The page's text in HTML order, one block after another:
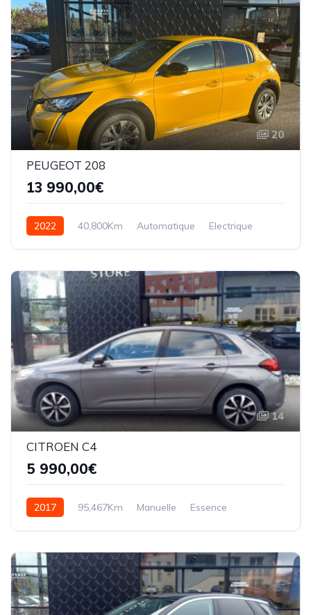
20
PEUGEOT 208
13 990,00€
2022 40,800Km Automatique Electrique
14
CITROEN C4
5 990,00€
2017 95,467Km Manuelle Essence